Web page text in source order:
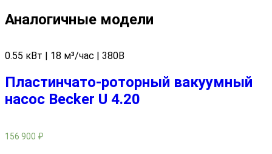
Аналогичные модели
0.55 кВт | 18 м³/час | 380В
Пластинчато-роторный вакуумный
насос Becker U 4.20
156 900 ₽